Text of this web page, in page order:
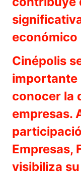
económico
Cinépolis
importante
conocer la
empresas.
Empresas,
visibiliza